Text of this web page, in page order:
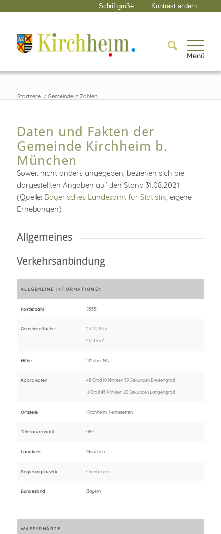
Menü
Startseite / Gemeinde in Zahlen
Daten und Fakten der
Gemeinde Kirchheim b.
München
Soweit nicht anders angegeben, beziehen sich die
dargestellten Angaben auf den Stand 31.08.2021 .
(Quelle: Bayerisches Landesamt für Statistik, eigene
Erhebungen)
Allgemeines
Verkehrsanbindung
ALLGEMEINE INFORMATIONEN
Postleitzahl 85551
Gemeindefläche 1.550,96 ha
15,51 km²
Höhe 511 über NN
Koordinaten 48 Grad 10 Minuten 39 Sekunden Breitengrad
11 Grad 45 Minuten 20 Sekunden Längengrad
Ortsteile Kirchheim, Heimstetten
Telefonvorwahl 089
Landkreis München
Regierungsbezirk Oberbayern
Bundesland Bayern
WASSERHÄRTE